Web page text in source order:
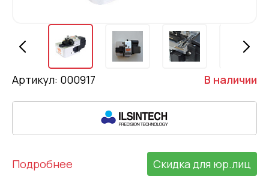
Артикул: 000917 В наличии
Подробнее Скидка для юр.лиц